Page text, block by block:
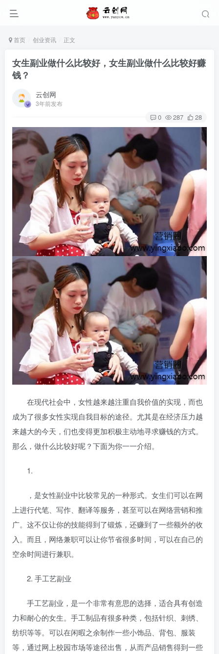
首页 创业资讯 正文
女生副业做什么比较好，女生副业做什么比较好赚
钱？
云创网
3年前发布
0 287 28
在现代社会中，女性越来越注重自我价值的实现，而也
成为了很多女性实现自我目标的途径。尤其是在经济压力越
来越大的今天，们也变得更加积极主动地寻求赚钱的方式。
那么， 做什么比较好呢？下面为你一一介绍。
1.
，是女性副业中比较常见的一种形式。女生们可以在网
上进行代笔、写作、翻译等服务，甚至可以在网络营销和推
广。这不仅让你的技能得到了锻炼，还赚到了一些额外的收
入。而且，网络兼职可以让你节省很多时间，可以在自己的
空余时间进行兼职。
2. 手工艺副业
手工艺副业，是一个非常有意思的选择，适合具有创造
力和耐心的女生。手工制品有很多种类，包括针织、刺绣、
纺织等等。可以在闲暇之余制作一些小饰品、背包、服装
等，通过网上校园市场等途径出售，从而产品销售得到一些